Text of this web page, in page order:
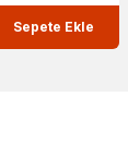
Sepete Ekle